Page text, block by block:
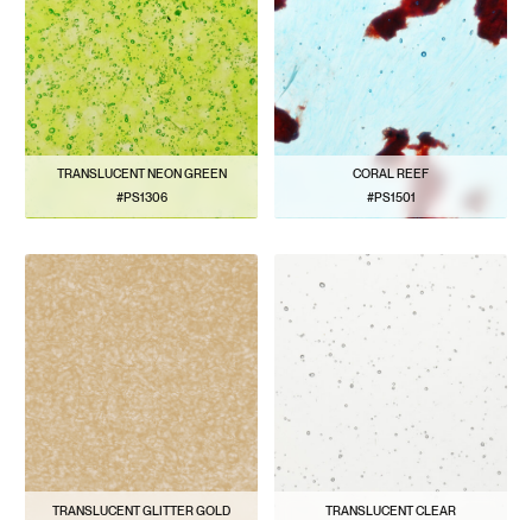
TRANSLUCENT NEON GREEN
#PS1306
CORAL REEF
#PS1501
TRANSLUCENT GLITTER GOLD
TRANSLUCENT CLEAR